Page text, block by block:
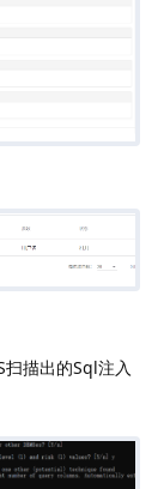
描出的Sql注入